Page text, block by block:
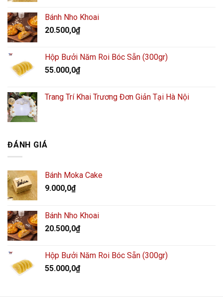
Bánh Nho Khoai
20.500,0₫
Hộp Bưởi Năm Roi Bóc Sẵn (300gr)
55.000,0₫
Trang Trí Khai Trương Đơn Giản Tại Hà Nội
ĐÁNH GIÁ
Bánh Moka Cake
9.000,0₫
Bánh Nho Khoai
20.500,0₫
Hộp Bưởi Năm Roi Bóc Sẵn (300gr)
55.000,0₫